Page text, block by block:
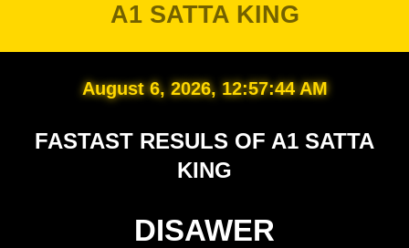
A1 SATTA KING
August 6, 2026, 12:57:45 AM
FASTAST RESULS OF A1 SATTA
KING
DISAWER